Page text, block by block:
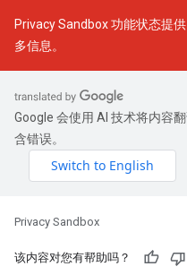
Privacy Sandbox 功能状态提
多信息。
Google 会使用 AI 技术将内容
含错误。
Privacy Sandbox
该内容对您有帮助吗？